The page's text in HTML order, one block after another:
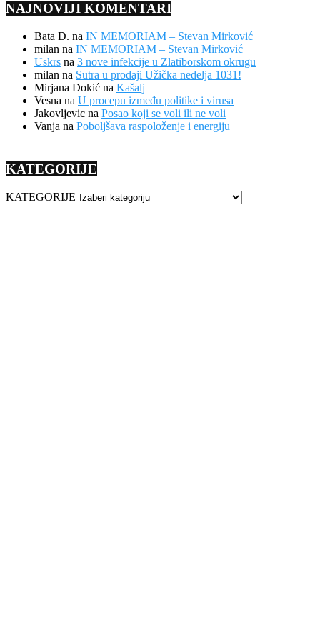
NAJNOVIJI KOMENTARI
Bata D. na IN MEMORIAM – Stevan Mirković
milan na IN MEMORIAM – Stevan Mirković
Uskrs na 3 nove infekcije u Zlatiborskom okrugu
milan na Sutra u prodaji Užička nedelja 1031!
Mirjana Dokić na Kašalj
Vesna na U procepu između politike i virusa
Jakovljevic na Posao koji se voli ili ne voli
Vanja na Poboljšava raspoloženje i energiju
KATEGORIJE
KATEGORIJE